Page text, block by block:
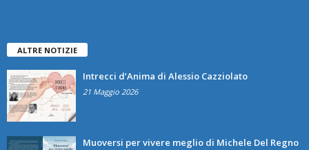
ALTRE NOTIZIE
Intrecci d’Anima di Alessio Cazziolato
21 Maggio 2026
Muoversi per vivere meglio di Michele Del Regno